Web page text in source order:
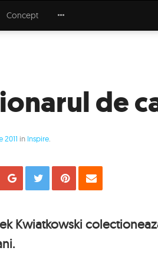
Concept
de
in Inspire
Distribuie
Tweet Pin
Kwiatkowski